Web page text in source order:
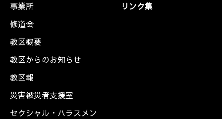
事業所
修道会
教区概要
教区からのお知らせ
教区報
災害被災者支援室
セクシャル・ハラスメン
リンク集